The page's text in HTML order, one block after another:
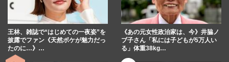
王林、雑誌で“はじめての一夜姿”を
披露でファン《天然ボケが魅力だっ
たのに…》…
《あの元女性政治家は、今》井脇ノ
ブ子さん「私には子どもが5万人い
る」体重38kg…